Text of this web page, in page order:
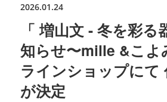
2026.01.24
「 増山文 - 冬を彩る
知らせ〜mille &こよ
ラインショップにて
が決定